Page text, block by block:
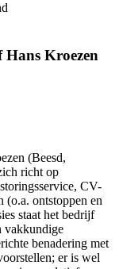
Kroezen
(Beesd,
richt op
CV-
(o.a. ontstoppen en
staat het bedrijf
vakkundige
benadering met
er is wel